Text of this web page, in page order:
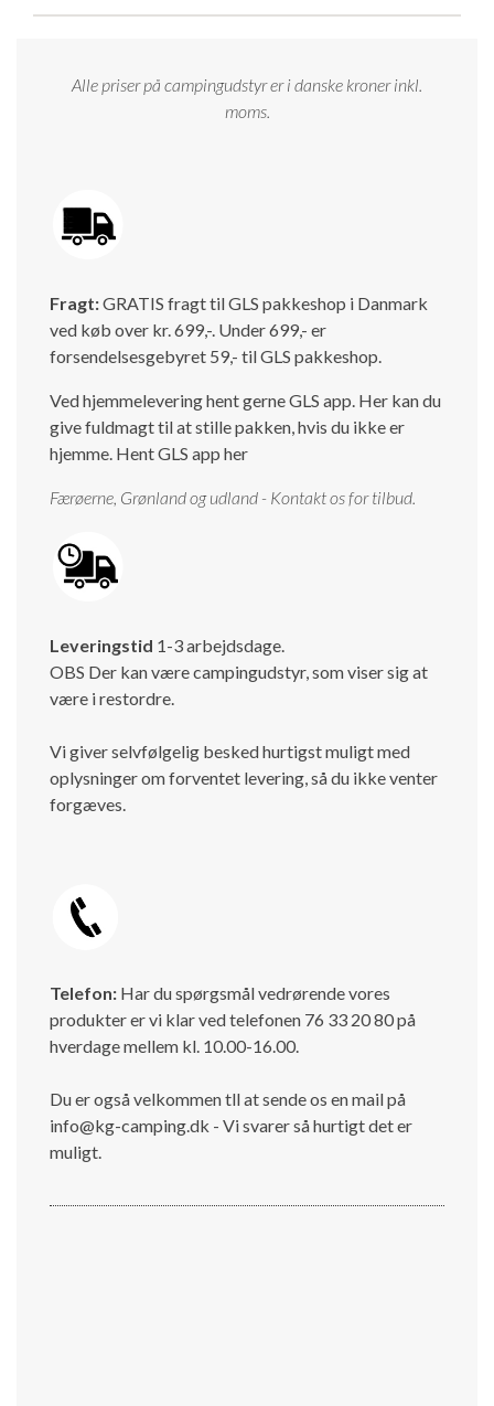
Isabella Opstillingsvejledninger
GPDR - KG Camping Kundeklub
Alle priser på campingudstyr er i danske kroner inkl.
moms.
Fragt:GRATIS fragt til GLS pakkeshop i Danmark
ved køb over kr. 699,-. Under 699,- er
forsendelsesgebyret 59,- til GLS pakkeshop.
Ved hjemmelevering hent gerne GLS app. Her kan du
give fuldmagt til at stille pakken, hvis du ikke er
hjemme. Hent GLS app her
Færøerne, Grønland og udland - Kontakt os for tilbud.
Leveringstid 1-3 arbejdsdage.
OBS Der kan være campingudstyr, som viser sig at
være i restordre.
Vi giver selvfølgelig besked hurtigst muligt med
oplysninger om forventet levering, så du ikke venter
forgæves.
Telefon: Har du spørgsmål vedrørende vores
produkter er vi klar ved telefonen 76 33 20 80 på
hverdage mellem kl. 10.00-16.00.
Du er også velkommen tll at sende os en mail på
info@kg-camping.dk - Vi svarer så hurtigt det er
muligt.